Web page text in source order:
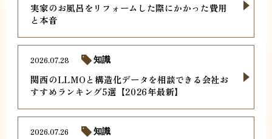
実家のお風呂をリフォームした際にかかった費用
と本音
関西のLLMOと構造化データを相談できる会社お
すすめランキング5選【2026年最新】
2026.07.28 知識
2026.07.26 知識